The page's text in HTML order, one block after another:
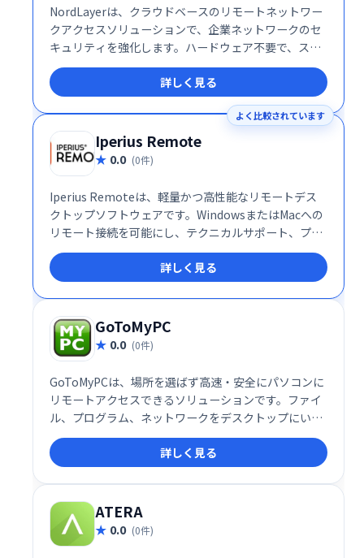
NordLayerは、クラウドベースのリモートネットワー
クアクセスソリューションで、企業ネットワークのセ
キュリティを強化します。ハードウェア不要で、スケ
ーラビリティや統合の複雑さを軽減し、安全で効率的
なリモートアクセスを提供します。柔軟なプラットフ
ォームにより、ITインフラの最適化とセキュリティ向
上を支援します。
詳しく見る
よく比較されています
Iperius Remote
0.0 (0件)
Iperius Remoteは、軽量かつ高性能なリモートデス
クトップソフトウェアです。WindowsまたはMacへの
リモート接続を可能にし、テクニカルサポート、プレ
ゼンテーション、カスタマーサポート、リモートワー
クなど、様々な用途に対応します。スムーズな操作性
と高いパフォーマンスで、場所を選ばず効率的な作業
を実現します。 複雑な設定は不要で、直感的なインタ
ーフェースにより、初心者でも簡単に利用できます。
迅速な接続と安定した通信で、シームレスなリモート
作業をサポートします。
詳しく見る
GoToMyPC
0.0 (0件)
GoToMyPCは、場所を選ばず高速・安全にパソコンに
リモートアクセスできるソリューションです。ファイ
ル、プログラム、ネットワークをデスクトップにいる
かのように操作でき、業務効率化を支援します。場所
を選ばず、いつでもどこでも安全にパソコンにアクセ
スしたい方におすすめです。
詳しく見る
ATERA
0.0 (0件)